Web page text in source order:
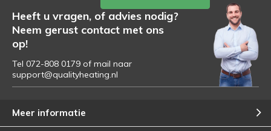
Heeft u vragen, of advies nodig?
Neem gerust contact met ons
op!
Tel 072-808 0179 of mail naar
support@qualityheating.nl
Meer informatie